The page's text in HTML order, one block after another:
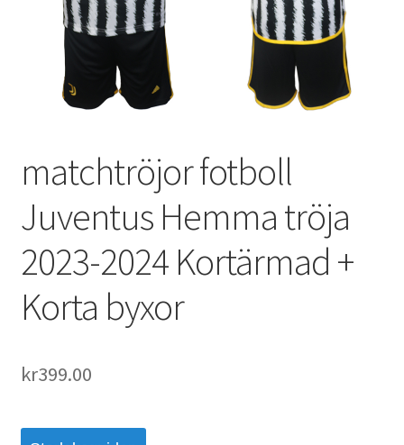
Storleksguiden
Varukorg
matchtröjor fotboll
Juventus Hemma tröja
2023-2024 Kortärmad +
Korta byxor
kr399.00